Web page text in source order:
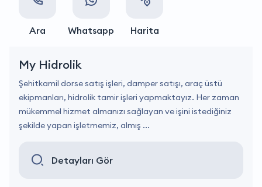
Ara Whatsapp Harita
My Hidrolik
Şehitkamil dorse satış işleri, damper satışı, araç üstü
ekipmanları, hidrolik tamir işleri yapmaktayız. Her zaman
mükemmel hizmet almanızı sağlayan ve işini istediğiniz
şekilde yapan işletmemiz, almış ...
Detayları Gör